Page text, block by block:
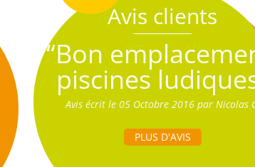
Avis clients
“Bon
piscines
Avis écrit le 05 Octobre 2016 par Nicolas
PLUS D'AVIS